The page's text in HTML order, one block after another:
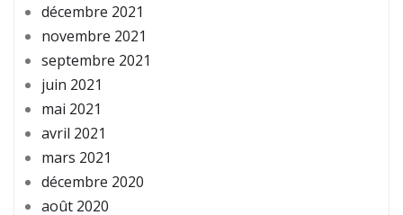
décembre 2021
novembre 2021
septembre 2021
juin 2021
mai 2021
avril 2021
mars 2021
décembre 2020
août 2020